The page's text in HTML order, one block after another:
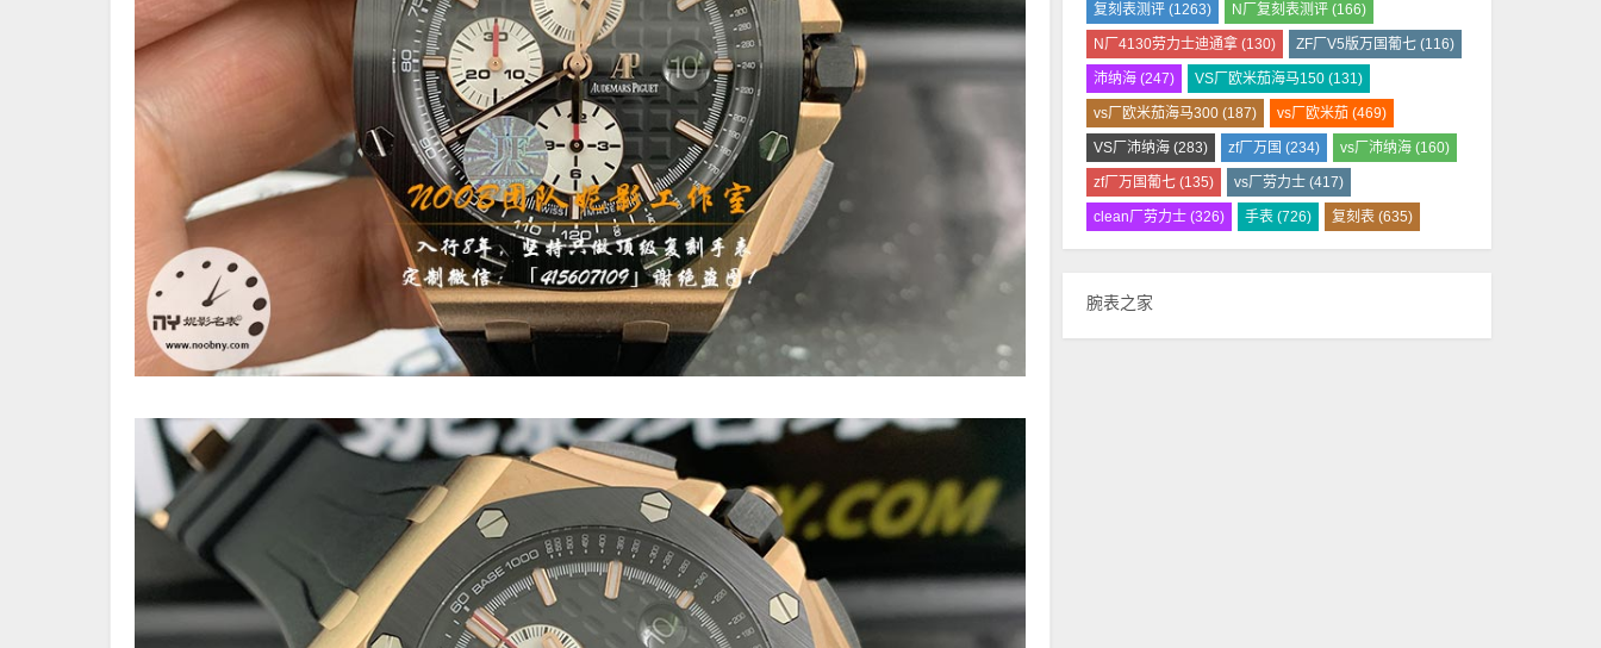
复刻表测评 (1263) N厂复刻表测评 (166)
N厂4130劳力士迪通拿 (130) ZF厂V5版万国葡七 (116)
沛纳海 (247) VS厂欧米茄海马150 (131)
vs厂欧米茄海马300 (187) vs厂欧米茄 (469)
VS厂沛纳海 (283) zf厂万国 (234) vs厂沛纳海 (160)
zf厂万国葡七 (135) vs厂劳力士 (417)
clean厂劳力士 (326) 手表 (726) 复刻表 (635)
腕表之家